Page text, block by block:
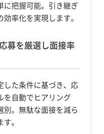
に把握可能。引き継ぎ
率化を実現します。
募を厳選し面接率
した条件に基づき、応
を自動でヒアリング
別。無駄な面接を減ら
。